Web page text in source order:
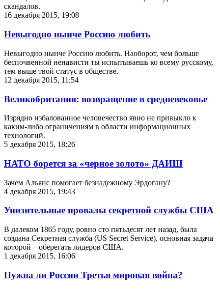
скандалов.
16 декабря 2015, 19:08
Невыгодно нынче Россию любить
Невыгодно нынче Россию любить. Наоборот, чем больше
беспочвенной ненависти ты испытываешь ко всему русскому,
тем выше твой статус в обществе.
12 декабря 2015, 11:54
Великобритания: возвращение в средневековье
Изрядно избалованное человечество явно не привыкло к
каким-либо ограничениям в области информационных
технологий.
5 декабря 2015, 18:26
НАТО борется за «черное золото» ДАИШ
Зачем Альянс помогает безнадежному Эрдогану?
4 декабря 2015, 19:43
Унизительные провалы секретной службы США
В далеком 1865 году, ровно сто пятьдесят лет назад, была
создана Секретная служба (US Secret Service), основная задача
которой – оберегать лидеров США.
1 декабря 2015, 16:06
Нужна ли России Третья мировая война?